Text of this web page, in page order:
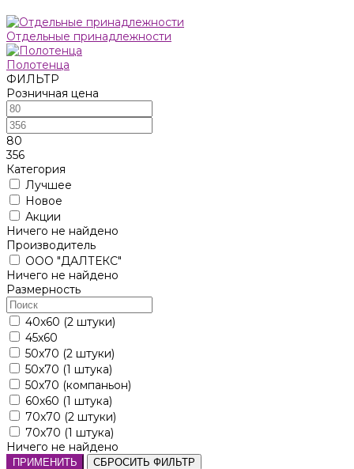
Отдельные принадлежности
Полотенца
ФИЛЬТР
Розничная цена
80
356
Категория
Лучшее
Новое
Акции
Ничего не найдено
Производитель
ООО "ДАЛТЕКС"
Ничего не найдено
Размерность
40x60 (2 штуки)
45х60
50x70 (2 штуки)
50х70 (1 штука)
50х70 (компаньон)
60х60 (1 штука)
70x70 (2 штуки)
70х70 (1 штука)
Ничего не найдено
ПРИМЕНИТЬ СБРОСИТЬ ФИЛЬТР